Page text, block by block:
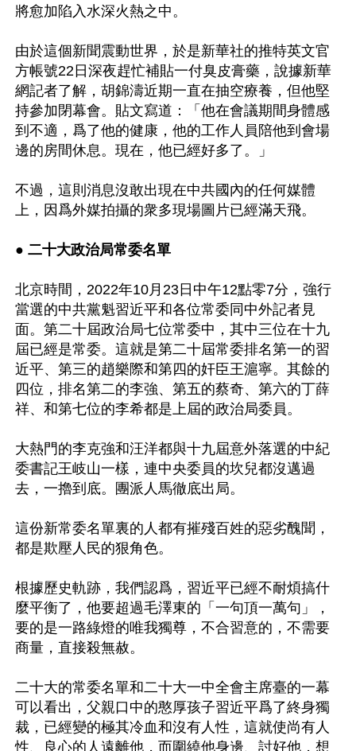
將愈加陷入水深火熱之中。
由於這個新聞震動世界，於是新華社的推特英文官
方帳號22日深夜趕忙補貼一付臭皮膏藥，說據新華
網記者了解，胡錦濤近期一直在抽空療養，但他堅
持參加閉幕會。貼文寫道：「他在會議期間身體感
到不適，爲了他的健康，他的工作人員陪他到會場
邊的房間休息。現在，他已經好多了。」
不過，這則消息沒敢出現在中共國內的任何媒體
上，因爲外媒拍攝的衆多現場圖片已經滿天飛。
● 二十大政治局常委名單
北京時間，2022年10月23日中午12點零7分，強行
當選的中共黨魁習近平和各位常委同中外記者見
面。第二十屆政治局七位常委中，其中三位在十九
屆已經是常委。這就是第二十屆常委排名第一的習
近平、第三的趙樂際和第四的奸臣王滬寧。其餘的
四位，排名第二的李強、第五的蔡奇、第六的丁薛
祥、和第七位的李希都是上屆的政治局委員。
大熱門的李克強和汪洋都與十九屆意外落選的中紀
委書記王岐山一樣，連中央委員的坎兒都沒邁過
去，一擼到底。團派人馬徹底出局。
這份新常委名單裏的人都有摧殘百姓的惡劣醜聞，
都是欺壓人民的狠角色。
根據歷史軌跡，我們認爲，習近平已經不耐煩搞什
麼平衡了，他要超過毛澤東的「一句頂一萬句」，
要的是一路綠燈的唯我獨尊，不合習意的，不需要
商量，直接殺無赦。
二十大的常委名單和二十大一中全會主席臺的一幕
可以看出，父親口中的憨厚孩子習近平爲了終身獨
裁，已經變的極其冷血和沒有人性，這就使尚有人
性、良心的人遠離他，而圍繞他身邊、討好他，想